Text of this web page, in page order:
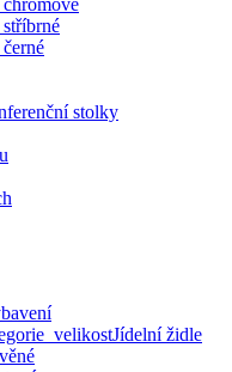
stolky
Jídelní židle